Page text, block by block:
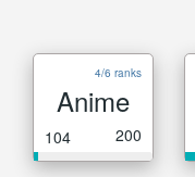
4/6 ranks
Anime
104 200